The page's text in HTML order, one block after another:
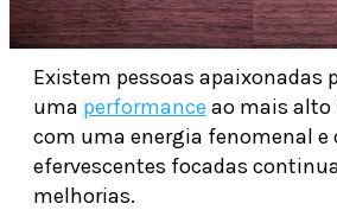
Existem pessoas apaixonadas
uma performance ao mais alto
com uma energia fenomenal e
efervescentes focadas
melhorias.